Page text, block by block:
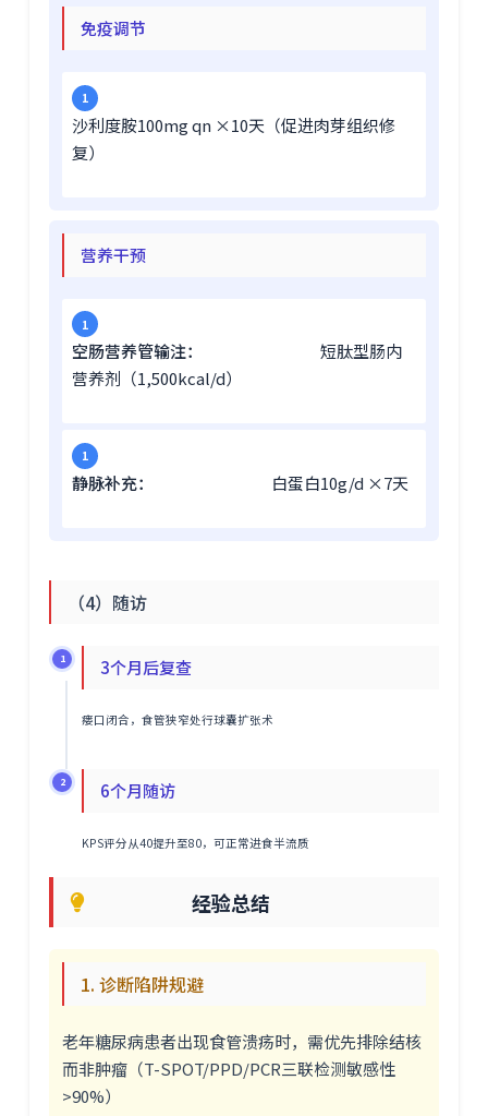
免疫调节
沙利度胺100mg qn ×10天（促进肉芽组织修
复）
营养干预
空肠营养管输注：
短肽型肠内
营养剂（1,500kcal/d）
静脉补充： 白蛋白10g/d ×7天
（4）随访
1 3个月后复查
瘘口闭合，食管狭窄处行球囊扩张术
2 6个月随访
KPS评分从40提升至80，可正常进食半流质
经验总结
1. 诊断陷阱规避
老年糖尿病患者出现食管溃疡时，需优先排除结核
而非肿瘤（T-SPOT/PPD/PCR三联检测敏感性
>90%）